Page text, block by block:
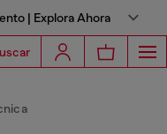
| Explora Ahora